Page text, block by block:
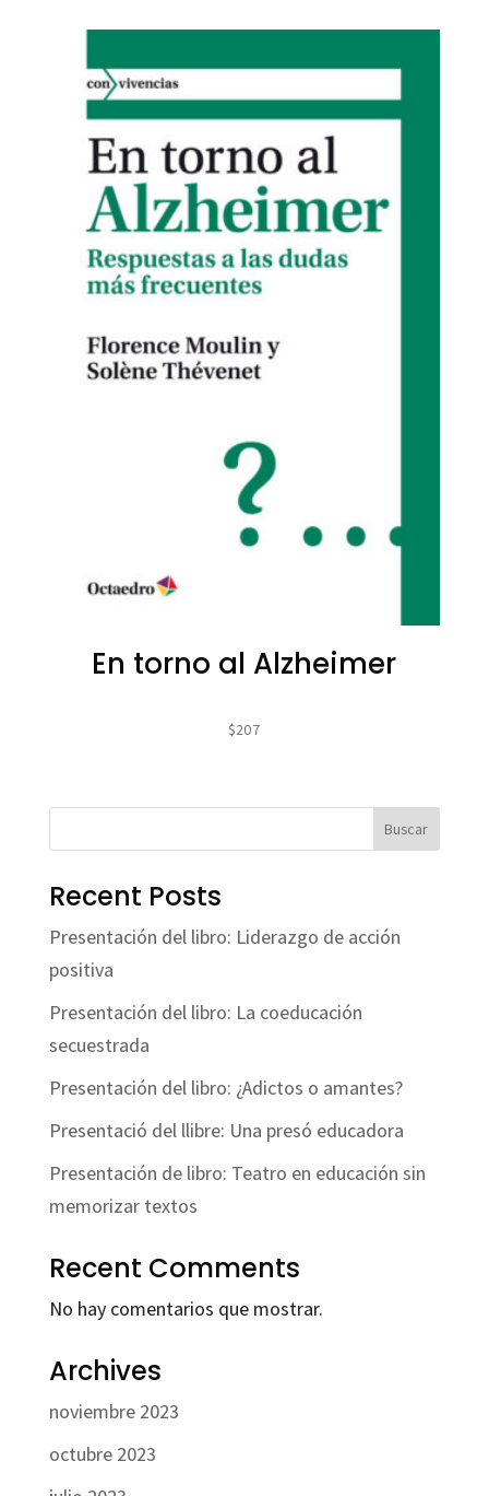
En torno al Alzheimer
$207
Buscar
Recent Posts
Presentación del libro: Liderazgo de acción
positiva
Presentación del libro: La coeducación
secuestrada
Presentación del libro: ¿Adictos o amantes?
Presentació del llibre: Una presó educadora
Presentación de libro: Teatro en educación sin
memorizar textos
Recent Comments
No hay comentarios que mostrar.
Archives
noviembre 2023
octubre 2023